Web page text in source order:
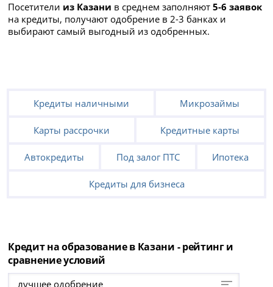
Посетители из Казани в среднем заполняют5-6 заявок
на кредиты, получают одобрение в 2-3 банках и
выбирают самый выгодный из одобренных.
Кредиты наличными Микрозаймы
Карты рассрочки Кредитные карты
Автокредиты Под залог ПТС Ипотека
Кредиты для бизнеса
Кредит на образование в Казани - рейтинг и
сравнение условий
лучшее одобрение